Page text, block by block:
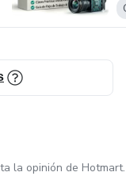
la opinión de Hotmart.